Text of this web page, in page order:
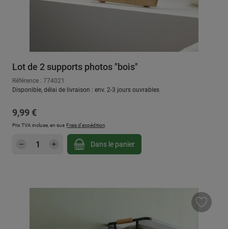
Lot de 2 supports photos "bois"
Référence : 774021
Disponible, délai de livraison : env. 2-3 jours ouvrables
Prix régulier :
9,99 €
Prix TVA incluse, en sus Frais d'expédition
Quantité de produit : Entrez la quantité
Dans le panier